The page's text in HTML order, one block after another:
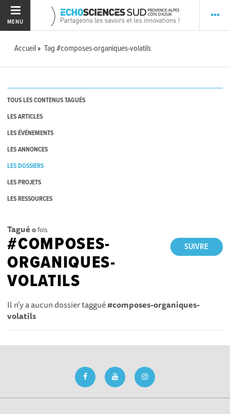
MENU
Accueil Tag #composes-organiques-volatils
TOUS LES CONTENUS TAGUÉS
LES ARTICLES
LES ÉVÉNEMENTS
LES ANNONCES
LES DOSSIERS
LES PROJETS
LES RESSOURCES
Tagué 0fois
SUIVRE
#COMPOSES-
ORGANIQUES-
VOLATILS
Il n'y a aucun dossier taggué#composes-organiques-
volatils